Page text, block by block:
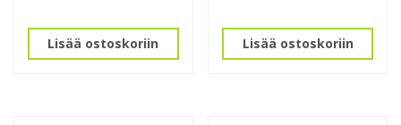
Lisää ostoskoriin Lisää ostoskoriin